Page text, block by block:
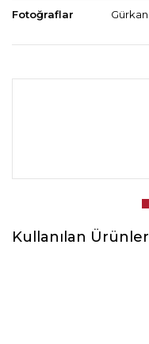
Fotoğraflar
Kullanılan Ürünler